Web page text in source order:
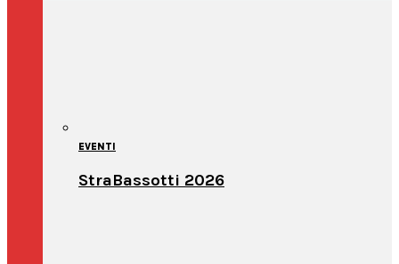
EVENTI
StraBassotti 2026